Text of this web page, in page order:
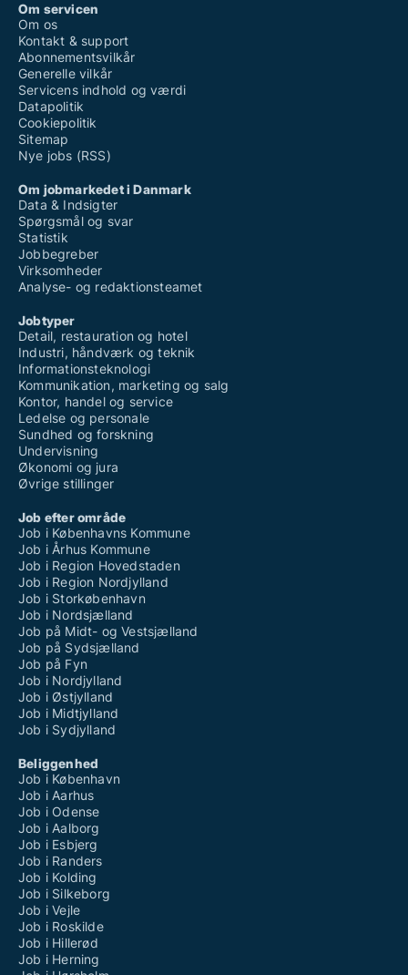
Om servicen
Om os
Kontakt & support
Abonnementsvilkår
Generelle vilkår
Servicens indhold og værdi
Datapolitik
Cookiepolitik
Sitemap
Nye jobs (RSS)
Om jobmarkedet i Danmark
Data & Indsigter
Spørgsmål og svar
Statistik
Jobbegreber
Virksomheder
Analyse- og redaktionsteamet
Jobtyper
Detail, restauration og hotel
Industri, håndværk og teknik
Informationsteknologi
Kommunikation, marketing og salg
Kontor, handel og service
Ledelse og personale
Sundhed og forskning
Undervisning
Økonomi og jura
Øvrige stillinger
Job efter område
Job i Københavns Kommune
Job i Århus Kommune
Job i Region Hovedstaden
Job i Region Nordjylland
Job i Storkøbenhavn
Job i Nordsjælland
Job på Midt- og Vestsjælland
Job på Sydsjælland
Job på Fyn
Job i Nordjylland
Job i Østjylland
Job i Midtjylland
Job i Sydjylland
Beliggenhed
Job i København
Job i Aarhus
Job i Odense
Job i Aalborg
Job i Esbjerg
Job i Randers
Job i Kolding
Job i Silkeborg
Job i Vejle
Job i Roskilde
Job i Hillerød
Job i Herning